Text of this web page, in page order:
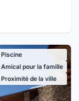
Piscine
Amical pour la famille
Proximité de la ville